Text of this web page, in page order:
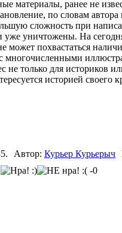
материалы, ранее не
по словам
сложность при
уже уничтожены. На
может похвастаться
многочисленными
не только для историков
историей своего
Автор: Курьер Курьерыч
-0